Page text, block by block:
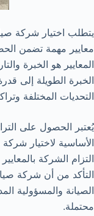
يتطلب اختيار شركة
معايير مهمة تضمن
المعايير هو الخبرة
الخبرة الطويلة إلى
التحديات المختلفة
يُعتبر الحصول على
الأساسية لاختيار
التزام الشركة
التأكد من أن شركة
الصيانة والمسؤولية
محتملة.